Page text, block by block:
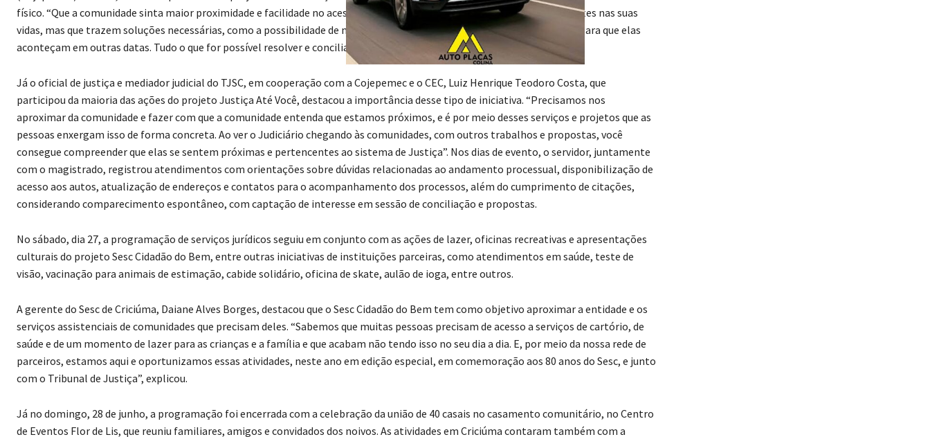
físico. “Que a comunidade sinta maior proximidade e facilidade no acesso a estes serviços, que nem sempre estão presentes nas suas
vidas, mas que trazem soluções necessárias, como a possibilidade de mediação e conciliação ou de poder fazer o pedido para que elas
aconteçam em outras datas. Tudo o que for possível resolver e conciliar, estamos à disposição”, destacou.
Já o oficial de justiça e mediador judicial do TJSC, em cooperação com a Cojepemec e o CEC, Luiz Henrique Teodoro Costa, que
participou da maioria das ações do projeto Justiça Até Você, destacou a importância desse tipo de iniciativa. “Precisamos nos
aproximar da comunidade e fazer com que a comunidade entenda que estamos próximos, e é por meio desses serviços e projetos que as
pessoas enxergam isso de forma concreta. Ao ver o Judiciário chegando às comunidades, com outros trabalhos e propostas, você
consegue compreender que elas se sentem próximas e pertencentes ao sistema de Justiça”. Nos dias de evento, o servidor, juntamente
com o magistrado, registrou atendimentos com orientações sobre dúvidas relacionadas ao andamento processual, disponibilização de
acesso aos autos, atualização de endereços e contatos para o acompanhamento dos processos, além do cumprimento de citações,
considerando comparecimento espontâneo, com captação de interesse em sessão de conciliação e propostas.
No sábado, dia 27, a programação de serviços jurídicos seguiu em conjunto com as ações de lazer, oficinas recreativas e apresentações
culturais do projeto Sesc Cidadão do Bem, entre outras iniciativas de instituições parceiras, como atendimentos em saúde, teste de
visão, vacinação para animais de estimação, cabide solidário, oficina de skate, aulão de ioga, entre outros.
A gerente do Sesc de Criciúma, Daiane Alves Borges, destacou que o Sesc Cidadão do Bem tem como objetivo aproximar a entidade e os
serviços assistenciais de comunidades que precisam deles. “Sabemos que muitas pessoas precisam de acesso a serviços de cartório, de
saúde e de um momento de lazer para as crianças e a família e que acabam não tendo isso no seu dia a dia. E, por meio da nossa rede de
parceiros, estamos aqui e oportunizamos essas atividades, neste ano em edição especial, em comemoração aos 80 anos do Sesc, e junto
com o Tribunal de Justiça”, explicou.
Já no domingo, 28 de junho, a programação foi encerrada com a celebração da união de 40 casais no casamento comunitário, no Centro
de Eventos Flor de Lis, que reuniu familiares, amigos e convidados dos noivos. As atividades em Criciúma contaram também com a